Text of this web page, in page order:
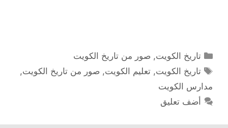
التصنيفات
تاريخ الكويت, صور من تاريخ الكويت
الوسوم
تاريخ الكويت,تعليم الكويت, صور من تاريخ الكويت,
مدارس الكويت
أضف تعليق